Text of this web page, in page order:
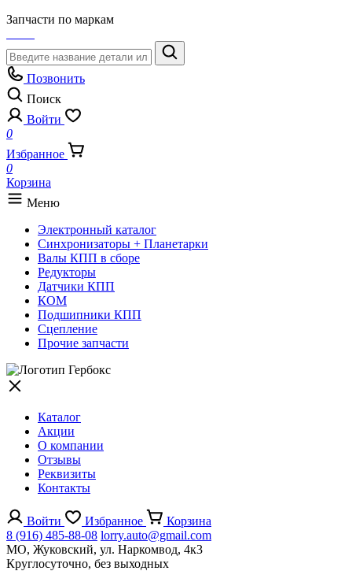
Запчасти по маркам
Позвонить
Поиск
Войти
0
Избранное
0
Корзина
Меню
Электронный каталог
Синхронизаторы + Планетарки
Валы КПП в сборе
Редукторы
Датчики КПП
КОМ
Подшипники КПП
Сцепление
Прочие запчасти
Каталог
Акции
О компании
Отзывы
Реквизиты
Контакты
Войти Избранное
Корзина
8 (916) 485-88-08 lorry.auto@gmail.com
МО, Жуковский, ул. Наркомвод, 4к3
Круглосуточно, без выходных